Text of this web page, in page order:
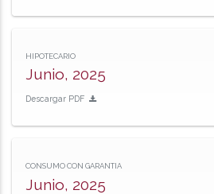
HIPOTECARIO
Junio, 2025
Descargar PDF
CONSUMO CON GARANTIA
Junio, 2025